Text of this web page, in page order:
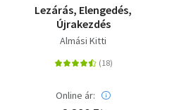
Lezárás, Elengedés,
Újrakezdés
Almási Kitti
Online ár: